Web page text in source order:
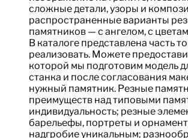
сложные детали, узоры и
распространенные варианты
памятников — с ангелом, с
В каталоге представлена часть
реализовать. Можете
которой мы подготовим модель
станка и после согласования
нужный памятник. Резные
преимуществ над типовыми
индивидуальность; резные
барельефы, портреты и
надгробие уникальным;